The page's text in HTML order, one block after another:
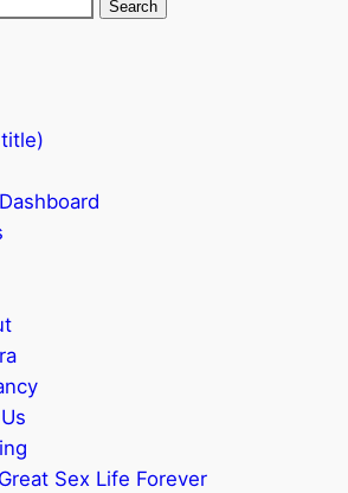
Sex Life Forever